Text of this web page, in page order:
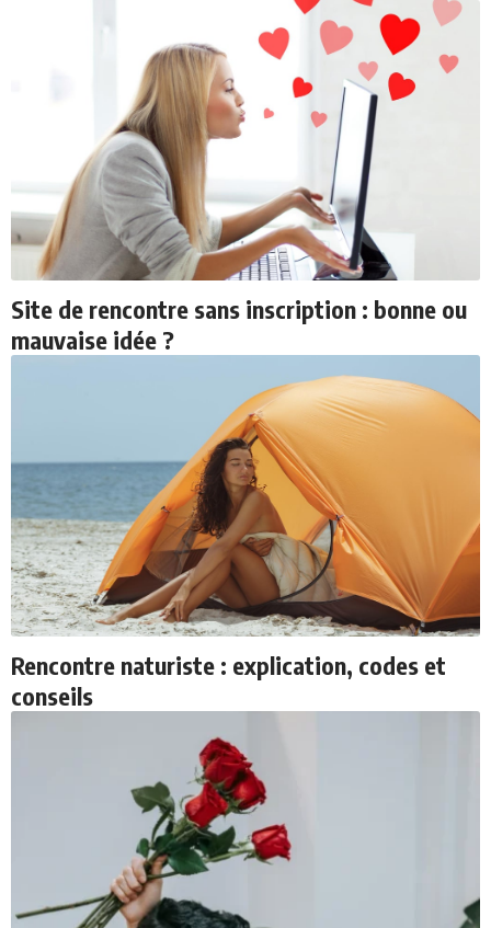
Site de rencontre sans inscription : bonne ou
mauvaise idée ?
Rencontre naturiste : explication, codes et
conseils